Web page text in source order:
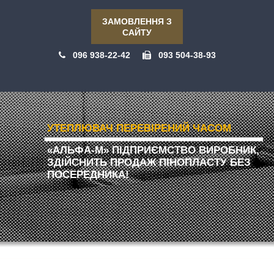
ЗАМОВЛЕННЯ З
САЙТУ
096 938-22-42 093 504-38-93
УТЕПЛЮВАЧ ПЕРЕВІРЕНИЙ ЧАСОМ
«АЛЬФА-М» ПІДПРИЄМСТВО ВИРОБНИК,
ЗДІЙСНИТЬ ПРОДАЖ ПІНОПЛАСТУ БЕЗ
ПОСЕРЕДНИКА!